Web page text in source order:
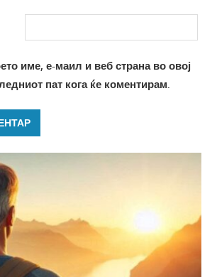
име, е-маил и веб страна во овој
пат кога ќе коментирам.